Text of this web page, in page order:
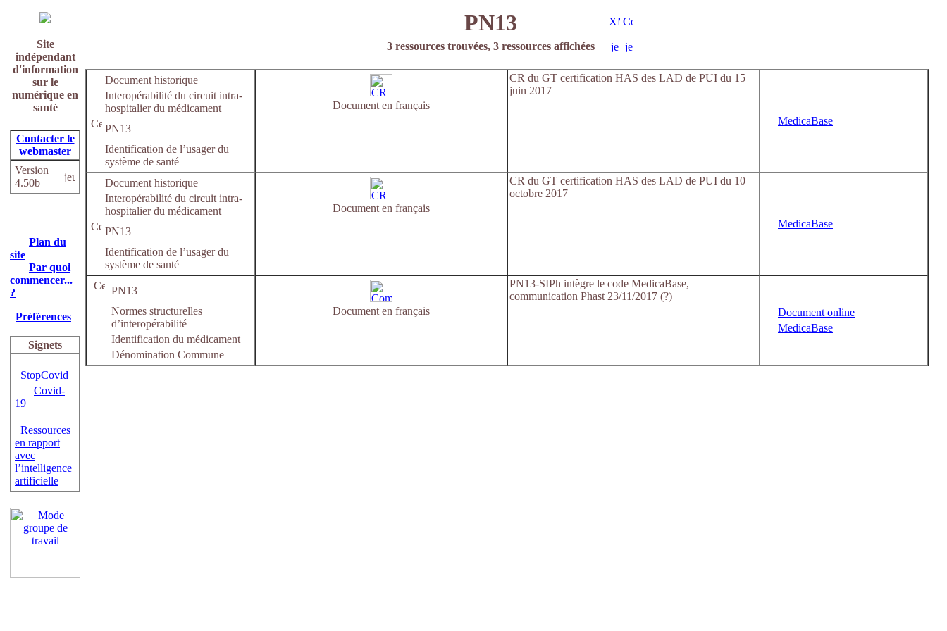
Site
indépendant
d'information
sur le
numérique en
santé
Contacter le
webmaster
Version
4.50b
Plan du
site
Par quoi
commencer...
?
Préférences
Signets
StopCovid
Covid-
19
Ressources
en rapport
avec
l’intelligence
artificielle
PN13
3 ressources trouvées, 3 ressources affichées
Document historique
Interopérabilité du circuit intra-
hospitalier du médicament
PN13
Identification de l’usager du
système de santé
Document en français
CR du GT certification HAS des LAD de PUI du 15
juin 2017
MedicaBase
Document historique
Interopérabilité du circuit intra-
hospitalier du médicament
PN13
Identification de l’usager du
système de santé
Document en français
CR du GT certification HAS des LAD de PUI du 10
octobre 2017
MedicaBase
PN13
Normes structurelles
d’interopérabilité
Identification du médicament
Dénomination Commune
Document en français
PN13-SIPh intègre le code MedicaBase,
communication Phast 23/11/2017 (?)
Document online
MedicaBase